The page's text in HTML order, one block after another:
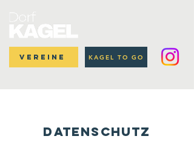
Vereine KAGEL TO GO
DATENSCHUTZ